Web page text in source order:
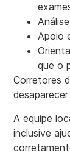
Apoio
que o
Corretores
A equipe
inclusive